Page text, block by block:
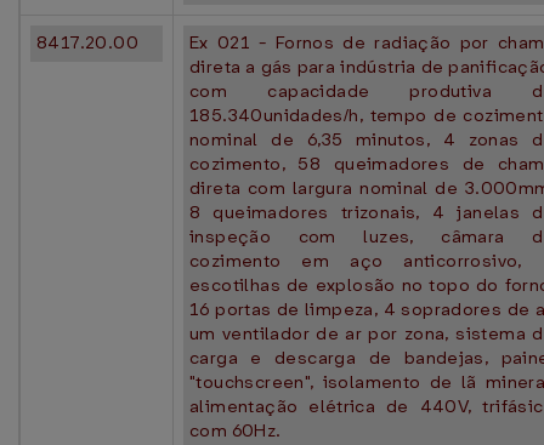
8417.20.00
Ex 021 - Fornos de radiação por
direta a gás para indústria de
com capacidade produtiva
185.340unidades/h, tempo de
nominal de 6,35 minutos, 4 zonas
cozimento, 58 queimadores de
direta com largura nominal de
8 queimadores trizonais, 4 janelas
inspeção com luzes, câmara
cozimento em aço anticorrosivo,
escotilhas de explosão no topo do
16 portas de limpeza, 4 sopradores de
um ventilador de ar por zona, sistema
carga e descarga de bandejas,
"touchscreen", isolamento de lã
alimentação elétrica de 440V,
com 60Hz.